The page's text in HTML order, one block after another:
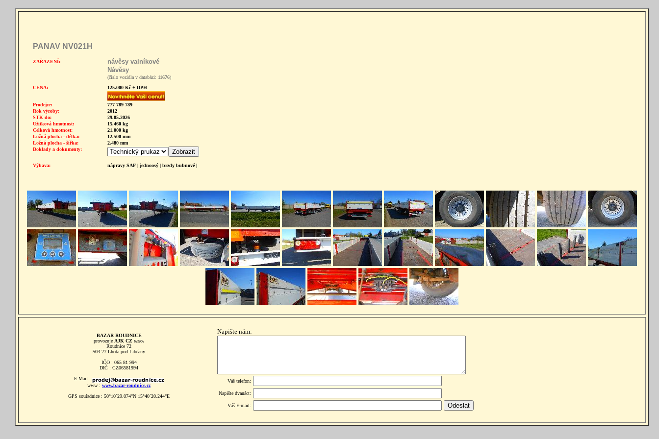
PANAV NV021H
ZAŘAZENÍ:
návěsy valníkové
Návěsy
(číslo vozidla v databázi: 11676)
CENA:
125.000 Kč + DPH
Prodejce:
777 789 789
Rok výroby:
2012
STK do:
29.05.2026
Užitková hmotnost:
15.460 kg
Celková hmotnost:
21.000 kg
Ložná plocha - délka:
12.500 mm
Ložná plocha - šířka:
2.480 mm
Doklady a dokumenty:
Výbava: nápravy SAF | jednoosý | brzdy bubnové |
BAZAR ROUDNICE
provozuje AJK CZ s.r.o.
Roudnice 72
503 27 Lhota pod Libčany
IČO : 065 81 994
DIČ : CZ06581994
E-Mail :
www : www.bazar-roudnice.cz
GPS souřadnice : 50°10´29.074"N 15°40´20.244"E
Napište nám:
Váš telefon:
Napište dvanáct:
Váš E-mail: